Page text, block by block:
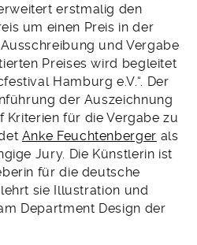
erstmalig den
um einen Preis in der
Ausschreibung und Vergabe
Preises wird begleitet
Hamburg e.V.“. Der
der Auszeichnung
Kriterien für die Vergabe zu
Anke Feuchtenberger als
Jury. Die Künstlerin ist
für die deutsche
sie Illustration und
Department Design der